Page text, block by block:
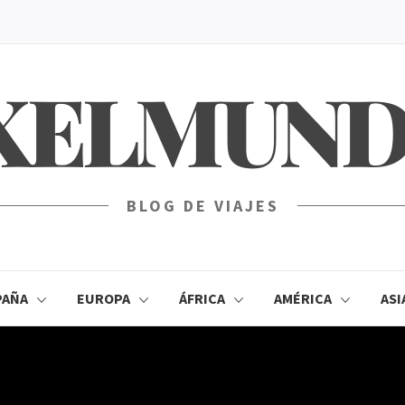
BLOG DE VIAJES
EUROPA ÁFRICA AMÉRICA